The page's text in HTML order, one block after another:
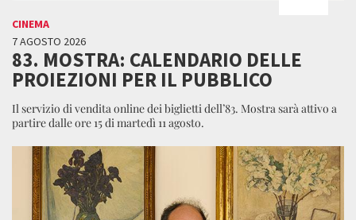
CINEMA
7 AGOSTO 2026
83. MOSTRA: CALENDARIO DELLE
PROIEZIONI PER IL PUBBLICO
Il servizio di vendita online dei biglietti dell’83. Mostra sarà attivo a
partire dalle ore 15 di martedì 11 agosto.